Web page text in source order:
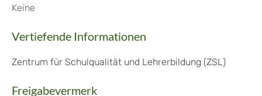
Keine
Vertiefende Informationen
Zentrum für Schulqualität und Lehrerbildung (ZSL)
Freigabevermerk